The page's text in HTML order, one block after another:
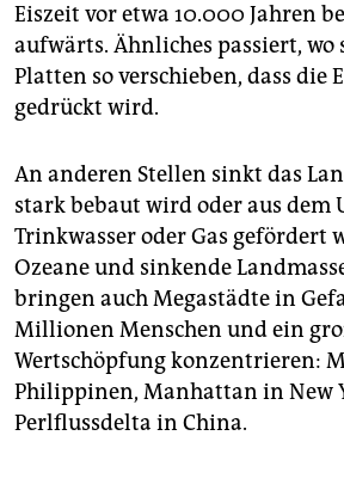
Eiszeit vor etwa 10.000 Jahren
aufwärts. Ähnliches passiert, wo
Platten so verschieben, dass die
gedrückt wird.
An anderen Stellen sinkt das
stark bebaut wird oder aus dem
Trinkwasser oder Gas gefördert
Ozeane und sinkende
bringen auch Megastädte in
Millionen Menschen und ein
Wertschöpfung konzentrieren:
Philippinen, Manhattan in New
Perlflussdelta in China.